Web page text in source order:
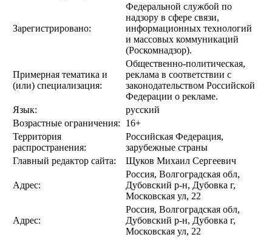
Зарегистрировано:
Федеральной службой по
надзору в сфере связи,
информационных технологий
и массовых коммуникаций
(Роскомнадзор).
Примерная тематика и
(или) специализация:
Общественно-политическая,
реклама в соответствии с
законодательством Российской
Федерации о рекламе.
Язык:
русский
Возрастные ограничения:
16+
Территория
распространения:
Российская Федерация,
зарубежные страны
Главный редактор сайта:
Щуков Михаил Сергеевич
Адрес:
Россия, Волгоградская обл,
Дубовский р-н, Дубовка г,
Московская ул, 22
Адрес:
Россия, Волгоградская обл,
Дубовский р-н, Дубовка г,
Московская ул, 22